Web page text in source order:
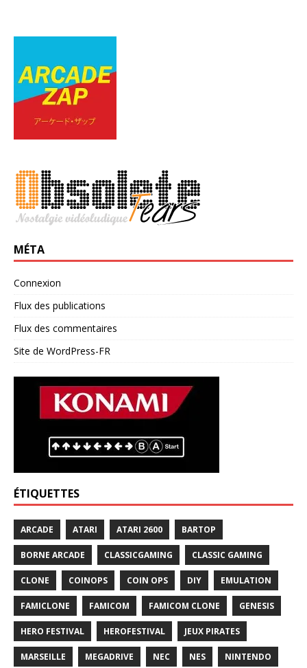
MÉTA
Connexion
Flux des publications
Flux des commentaires
Site de WordPress-FR
ÉTIQUETTES
ARCADE ATARI ATARI 2600 BARTOP
BORNE ARCADE CLASSICGAMING CLASSIC GAMING
CLONE COINOPS COIN OPS DIY EMULATION
FAMICLONE FAMICOM FAMICOM CLONE GENESIS
HERO FESTIVAL HEROFESTIVAL JEUX PIRATES
MARSEILLE MEGADRIVE NEC NES NINTENDO